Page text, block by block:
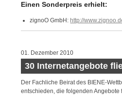
Einen Sonderpreis erhielt:
zignoO GmbH : http://
01. Dezember 2010
30 Internetangebote
Der Fachliche Beirat des BIENE-
entschieden, die folgenden